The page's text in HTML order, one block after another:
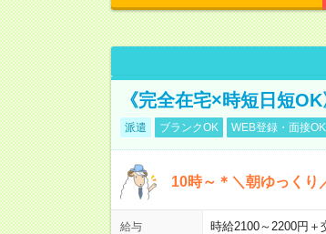
《完全在宅×時短日短
派遣 ブランクOK WEB登録・面接OK
10時～＊＼朝ゆっくり
給与 時給2100～2200円＋